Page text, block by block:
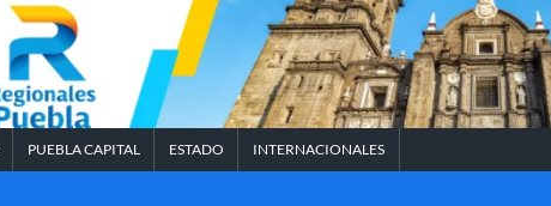
PUEBLA CAPITAL ESTADO INTERNACIONALES